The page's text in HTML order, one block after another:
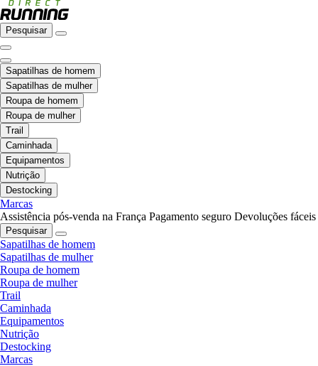
Pesquisar
Sapatilhas de homem
Sapatilhas de mulher
Roupa de homem
Roupa de mulher
Trail
Caminhada
Equipamentos
Nutrição
Destocking
Marcas
Assistência pós-venda na França Pagamento seguro Devoluções fáceis
Pesquisar
Sapatilhas de homem
Sapatilhas de mulher
Roupa de homem
Roupa de mulher
Trail
Caminhada
Equipamentos
Nutrição
Destocking
Marcas